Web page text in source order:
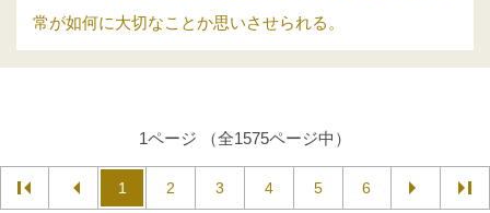
常が如何に大切なことか思いさせられる。
1ページ （全1575ページ中）
1 2 3 4 5 6